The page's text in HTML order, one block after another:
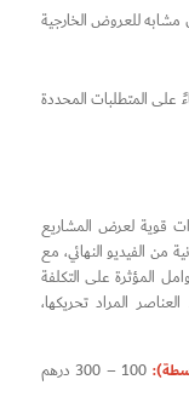
مشابه للعروض الخارجية
على المتطلبات المحددة
قوية لعرض المشاريع
من الفيديو النهائي، مع
ثانية). تشمل العوامل المؤثرة على التكلفة
المراد تحريكها،
100 – 300 درهم